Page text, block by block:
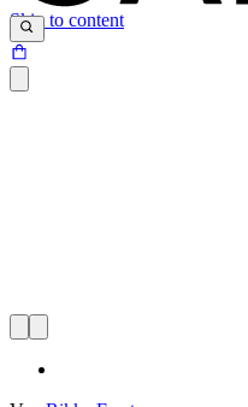
Skip to content